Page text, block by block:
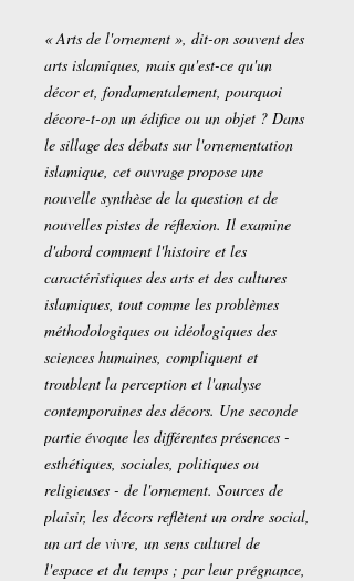
« Arts de l'ornement », dit-on souvent des
arts islamiques, mais qu'est-ce qu'un
décor et, fondamentalement, pourquoi
décore-t-on un édifice ou un objet ? Dans
le sillage des débats sur l'ornementation
islamique, cet ouvrage propose une
nouvelle synthèse de la question et de
nouvelles pistes de réflexion. Il examine
d'abord comment l'histoire et les
caractéristiques des arts et des cultures
islamiques, tout comme les problèmes
méthodologiques ou idéologiques des
sciences humaines, compliquent et
troublent la perception et l'analyse
contemporaines des décors. Une seconde
partie évoque les différentes présences -
esthétiques, sociales, politiques ou
religieuses - de l'ornement. Sources de
plaisir, les décors reflètent un ordre social,
un art de vivre, un sens culturel de
l'espace et du temps ; par leur prégnance,